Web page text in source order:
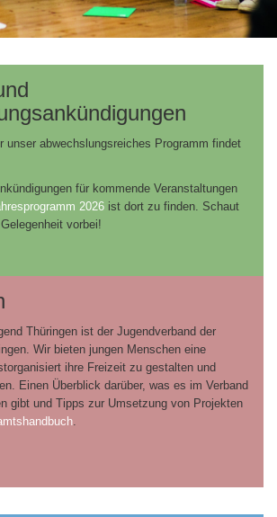
unser abwechslungsreiches Programm findet
für kommende Veranstaltungen
2026 ist dort zu finden. Schaut
vorbei!
Thüringen ist der Jugendverband der
Wir bieten jungen Menschen eine
ihre Freizeit zu gestalten und
Einen Überblick darüber, was es im Verband
gibt und Tipps zur Umsetzung von Projekten